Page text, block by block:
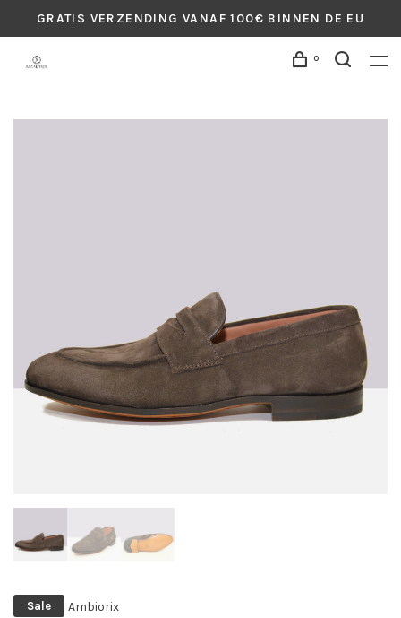
GRATIS VERZENDING VANAF 100€ BINNEN DE EU
0
Sale Ambiorix